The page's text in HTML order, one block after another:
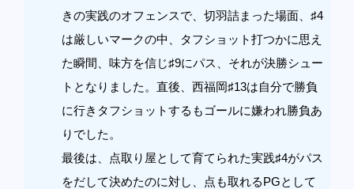
きの実践のオフェンスで、切羽詰まった場面、♯4
は厳しいマークの中、タフショット打つかに思え
た瞬間、味方を信じ♯9にパス、それが決勝シュー
トとなりました。直後、西福岡♯13は自分で勝負
に行きタフショットするもゴールに嫌われ勝負あ
りでした。
最後は、点取り屋として育てられた実践♯4がパス
をだして決めたのに対し、点も取れるPGとして